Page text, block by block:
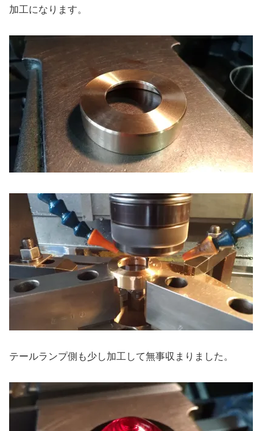
加工になります。
テールランプ側も少し加工して無事収まりました。